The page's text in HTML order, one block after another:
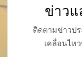
ข่าวแ
ติดตามข่าวป
เคลื่อนไห